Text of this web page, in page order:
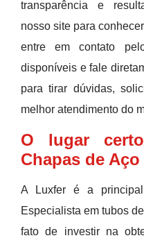
transparência e
nosso site para
entre em contato
disponíveis e fale
para tirar dúvidas,
melhor atendimento do
O lugar
Chapas de
A Luxfer é a
Especialista em tubos
fato de investir na